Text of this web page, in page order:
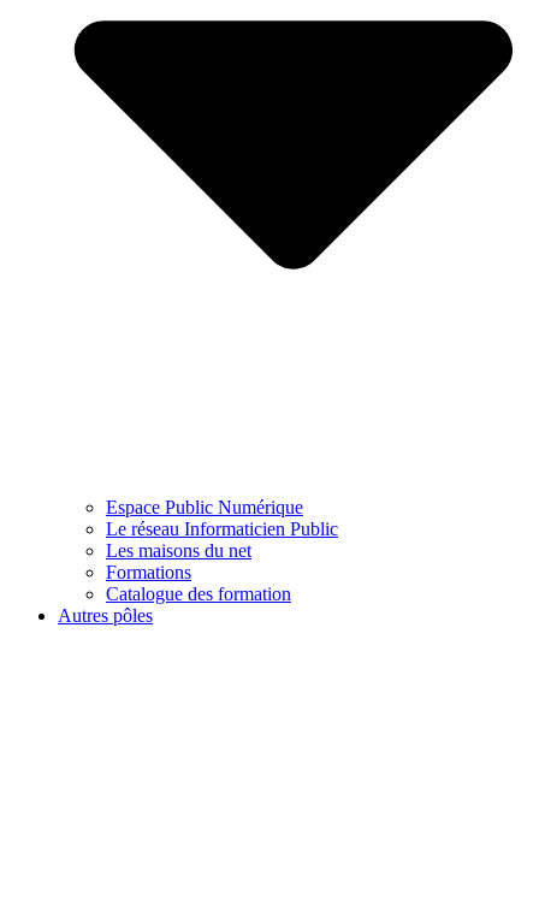
Espace Public Numérique
Le réseau Informaticien Public
Les maisons du net
Formations
Catalogue des formation
Autres pôles